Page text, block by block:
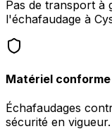
Pas de transport à
l'échafaudage à
Matériel conforme
Échafaudages
sécurité en vigueur.